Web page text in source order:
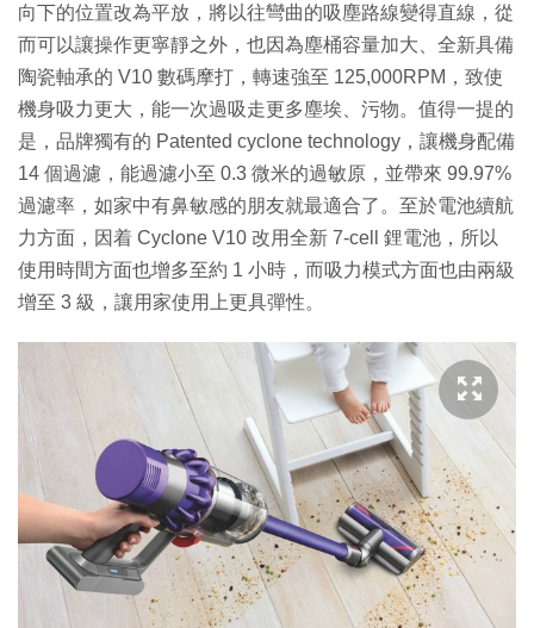
向下的位置改為平放，將以往彎曲的吸塵路線變得直線，從
而可以讓操作更寧靜之外，也因為塵桶容量加大、全新具備
陶瓷軸承的 V10 數碼摩打，轉速強至 125,000RPM，致使
機身吸力更大，能一次過吸走更多塵埃、污物。值得一提的
是，品牌獨有的 Patented cyclone technology，讓機身配備
14 個過濾，能過濾小至 0.3 微米的過敏原，並帶來 99.97%
過濾率，如家中有鼻敏感的朋友就最適合了。至於電池續航
力方面，因着 Cyclone V10 改用全新 7-cell 鋰電池，所以
使用時間方面也增多至約 1 小時，而吸力模式方面也由兩級
增至 3 級，讓用家使用上更具彈性。